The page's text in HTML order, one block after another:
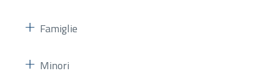
Famiglie
Minori